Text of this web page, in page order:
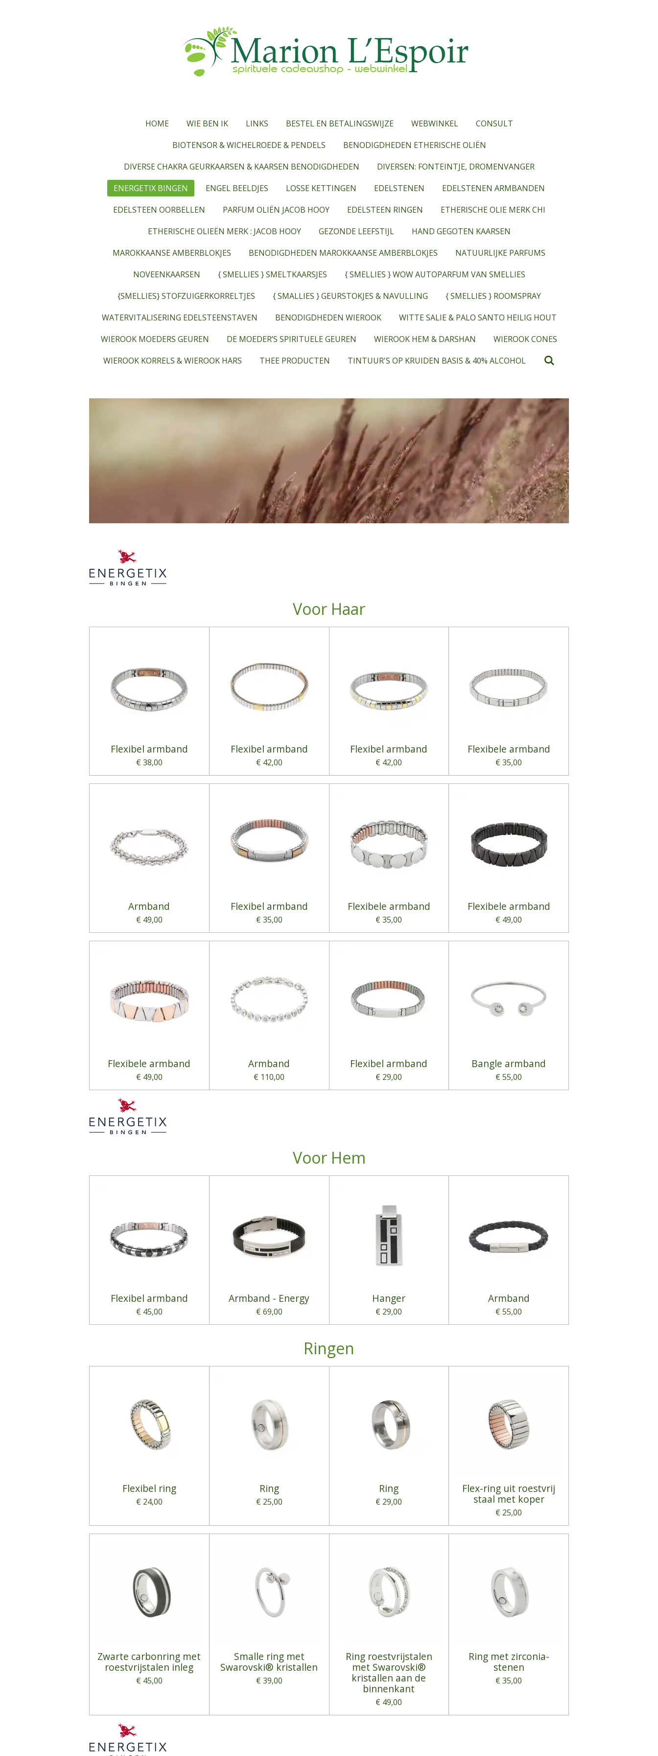
HOME WIE BEN IK LINKS BESTEL EN BETALINGSWIJZE WEBWINKEL
CONSULT
BIOTENSOR & WICHELROEDE & PENDELS
BENODIGDHEDEN ETHERISCHE OLIËN
DIVERSE CHAKRA GEURKAARSEN & KAARSEN BENODIGDHEDEN
DIVERSEN: FONTEINTJE, DROMENVANGER
ENERGETIX BINGEN
ENGEL BEELDJES LOSSE KETTINGEN EDELSTENEN
EDELSTENEN ARMBANDEN
EDELSTEEN OORBELLEN
PARFUM OLIËN JACOB HOOY EDELSTEEN RINGEN
ETHERISCHE OLIE MERK CHI
ETHERISCHE OLIEËN MERK : JACOB HOOY
GEZONDE LEEFSTIJL
HAND GEGOTEN KAARSEN
MAROKKAANSE AMBERBLOKJES
BENODIGDHEDEN MAROKKAANSE AMBERBLOKJES
NATUURLIJKE PARFUMS
NOVEENKAARSEN
{ SMELLIES } SMELTKAARSJES
{ SMELLIES } WOW AUTOPARFUM VAN SMELLIES
{SMELLIES} STOFZUIGERKORRELTJES
{ SMALLIES } GEURSTOKJES & NAVULLING
{ SMELLIES } ROOMSPRAY
WATERVITALISERING EDELSTEENSTAVEN
BENODIGDHEDEN WIEROOK
WITTE SALIE & PALO SANTO HEILIG HOUT
WIEROOK MOEDERS GEUREN
DE MOEDER’S SPIRITUELE GEUREN WIEROOK HEM & DARSHAN
WIEROOK CONES
WIEROOK KORRELS & WIEROOK HARS
THEE PRODUCTEN TINTUUR'S OP KRUIDEN BASIS & 40% ALCOHOL
Voor Haar
Flexibel armband
€ 38,00
Flexibel armband
€ 42,00
Flexibel armband
€ 42,00
Flexibele armband
€ 35,00
Armband
€ 49,00
Flexibel armband
€ 35,00
Flexibele armband
€ 35,00
Flexibele armband
€ 49,00
Flexibele armband
€ 49,00
Armband
€ 110,00
Flexibel armband
€ 29,00
Bangle armband
€ 55,00
Voor Hem
Flexibel armband
€ 45,00
Armband - Energy
€ 69,00
Hanger
€ 29,00
Armband
€ 55,00
Ringen
Flexibel ring
€ 24,00
Ring
€ 25,00
Ring
€ 29,00
Flex-ring uit roestvrij
staal met koper
€ 25,00
Zwarte carbonring met
roestvrijstalen inleg
€ 45,00
Smalle ring met
Swarovski® kristallen
€ 39,00
Ring roestvrijstalen
met Swarovski®
kristallen aan de
binnenkant
€ 49,00
Ring met zirconia-
stenen
€ 35,00